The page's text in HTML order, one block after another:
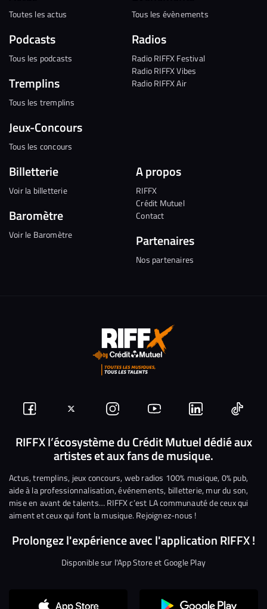
Toutes les actus
Podcasts
Tous les podcasts
Tremplins
Tous les tremplins
Jeux-Concours
Tous les concours
Tous les évènements
Radios
Radio RIFFX Festival
Radio RIFFX Vibes
Radio RIFFX Air
Billetterie
Voir la billetterie
Baromètre
Voir le Baromètre
A propos
RIFFX
Crédit Mutuel
Contact
Partenaires
Nos partenaires
Suivez-
nous
Facebook
Suivez-
nous
sur
Twitter
Nous
rejoindre
sur
Instagram
Nous
rejoindre
sur
YouTube
Nous
rejoindre
sur
Linkedin
Nous
RIFFX l’écosystème du Crédit Mutuel dédié aux
artistes et aux fans de musique.
Actus, tremplins, jeux concours, web radios 100% musique, 0% pub,
aide à la professionnalisation, événements, billetterie, mur du son,
mise en avant de talents… RIFFX c’est LA communauté de ceux qui
aiment et ceux qui font la musique. Rejoignez-nous !
Prolongez l'expérience avec l'application RIFFX !
Disponible sur l'App Store et Google Play